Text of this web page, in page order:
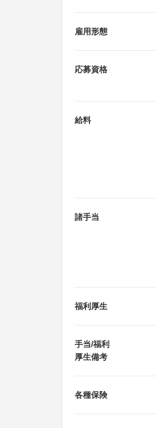
雇用形態
応募資格
給料
諸手当
福利厚生
手当/福利
厚生備考
各種保険